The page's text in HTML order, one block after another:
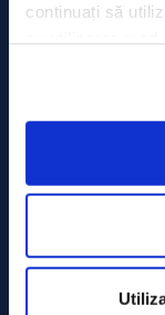
continuați să
Data Processing
Cookie policy